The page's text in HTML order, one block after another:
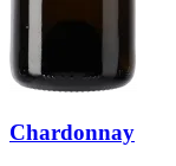
Chardonnay